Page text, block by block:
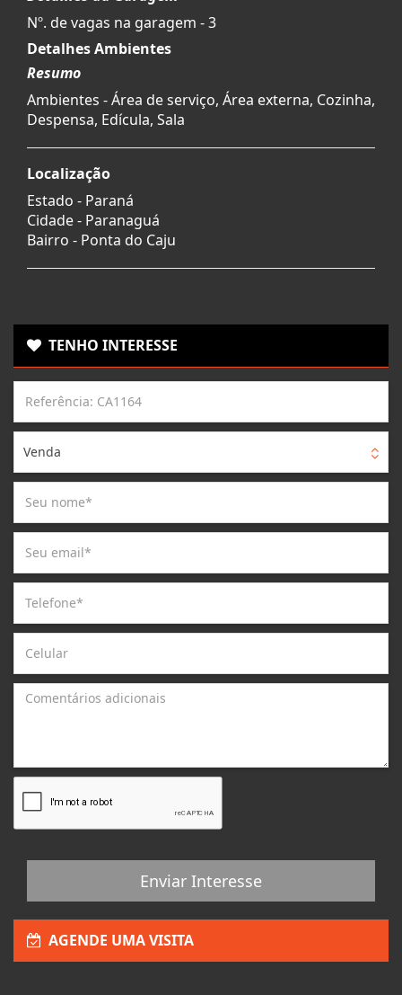
Nº. de vagas na garagem - 3
Detalhes Ambientes
Resumo
Ambientes - Área de serviço, Área externa, Cozinha,
Despensa, Edícula, Sala
Localização
Estado - Paraná
Cidade - Paranaguá
Bairro - Ponta do Caju
TENHO INTERESSE
Venda
Enviar Interesse
AGENDE UMA VISITA